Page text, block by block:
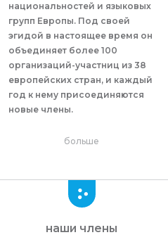
национальностей и языковых
групп Европы. Под своей
эгидой в настоящее время он
объединяет более 100
организаций-участниц из 38
европейских стран, и каждый
год к нему присоединяются
новые члены.
больше
наши члены